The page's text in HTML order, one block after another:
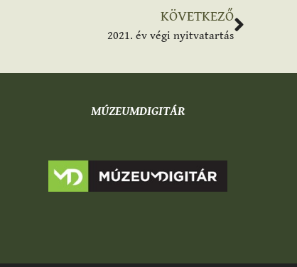
KÖVETKEZŐ
2021. év végi nyitvatartás
MÚZEUMDIGITÁR